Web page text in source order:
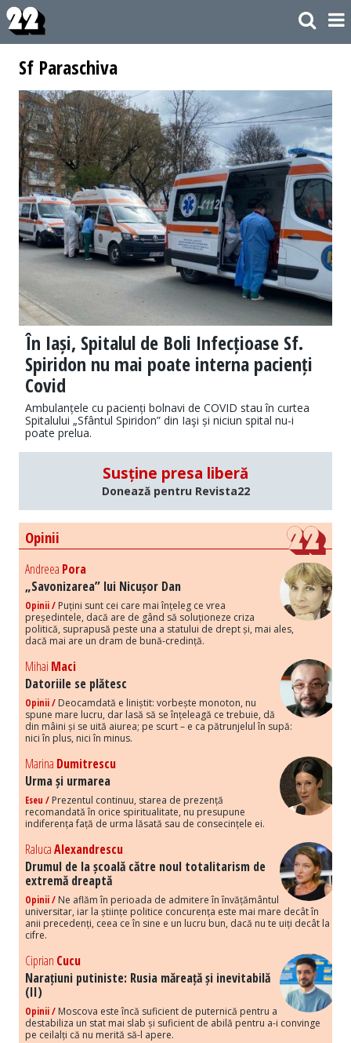
Sf Paraschiva
În Iași, Spitalul de Boli Infecțioase Sf.
Spiridon nu mai poate interna pacienți
Covid
Ambulanțele cu pacienți bolnavi de COVID stau în curtea
Spitalului „Sfântul Spiridon” din Iaşi și niciun spital nu-i
poate prelua.
Susține presa liberă
Donează pentru Revista22
Opinii
Andreea Pora
„Savonizarea” lui Nicușor Dan
Opinii / Puțini sunt cei care mai înțeleg ce vrea
președintele, dacă are de gând să soluționeze criza
politică, suprapusă peste una a statului de drept și, mai ales,
dacă mai are un dram de bună-credință.
Mihai Maci
Datoriile se plătesc
Opinii / Deocamdată e liniștit: vorbește monoton, nu
spune mare lucru, dar lasă să se înțeleagă ce trebuie, dă
din mâini și se uită aiurea; pe scurt – e ca pătrunjelul în supă:
nici în plus, nici în minus.
Marina Dumitrescu
Urma și urmarea
Eseu / Prezentul continuu, starea de prezență
recomandată în orice spiritualitate, nu presupune
indiferența față de urma lăsată sau de consecințele ei.
RalucaAlexandrescu
Drumul de la școală către noul totalitarism de
extremă dreaptă
Opinii / Ne aflăm în perioada de admitere în învățământul
universitar, iar la științe politice concurența este mai mare decât în
anii precedenți, ceea ce în sine e un lucru bun, dacă nu te uiți decât la
cifre.
Ciprian Cucu
Narațiuni putiniste: Rusia măreață și inevitabilă
(II)
Opinii / Moscova este încă suficient de puternică pentru a
destabiliza un stat mai slab și suficient de abilă pentru a-i convinge
pe ceilalți că nu merită să-l apere.